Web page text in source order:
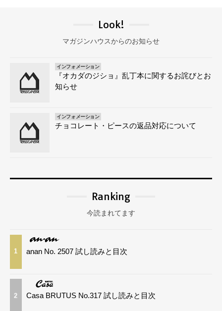
Look!
マガジンハウスからのお知らせ
インフォメーション
『オカダのジショ』乱丁本に関するお詫びとお
知らせ
インフォメーション
チョコレート・ピースの返品対応について
Ranking
今読まれてます
1 anan No. 2507 試し読みと目次
2 Casa BRUTUS No.317 試し読みと目次